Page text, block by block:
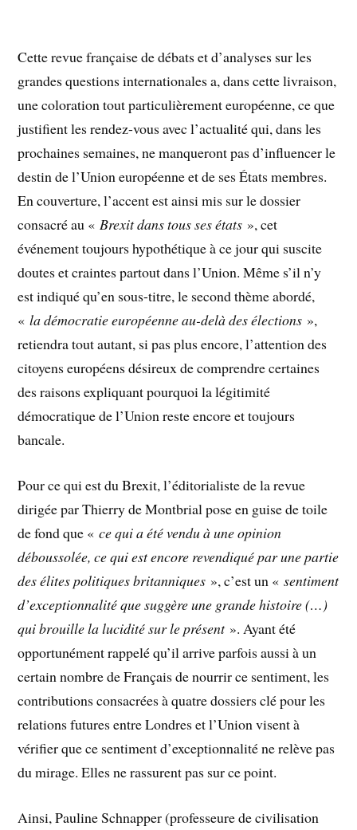
Cette revue française de débats et d’analyses sur les
grandes questions internationales a, dans cette livraison,
une coloration tout particulièrement européenne, ce que
justifient les rendez-vous avec l’actualité qui, dans les
prochaines semaines, ne manqueront pas d’influencer le
destin de l’Union européenne et de ses États membres.
En couverture, l’accent est ainsi mis sur le dossier
consacré au «Brexit dans tous ses états », cet
événement toujours hypothétique à ce jour qui suscite
doutes et craintes partout dans l’Union. Même s’il n’y
est indiqué qu’en sous-titre, le second thème abordé,
«la démocratie européenne au-delà des élections »,
retiendra tout autant, si pas plus encore, l’attention des
citoyens européens désireux de comprendre certaines
des raisons expliquant pourquoi la légitimité
démocratique de l’Union reste encore et toujours
bancale.
Pour ce qui est du Brexit, l’éditorialiste de la revue
dirigée par Thierry de Montbrial pose en guise de toile
de fond que «ce qui a été vendu à une opinion
déboussolée, ce qui est encore revendiqué par une partie
des élites politiques britanniques », c’est un «sentiment
d’exceptionnalité que suggère une grande histoire (…)
qui brouille la lucidité sur le présent». Ayant été
opportunément rappelé qu’il arrive parfois aussi à un
certain nombre de Français de nourrir ce sentiment, les
contributions consacrées à quatre dossiers clé pour les
relations futures entre Londres et l’Union visent à
vérifier que ce sentiment d’exceptionnalité ne relève pas
du mirage. Elles ne rassurent pas sur ce point.
Ainsi, Pauline Schnapper (professeure de civilisation